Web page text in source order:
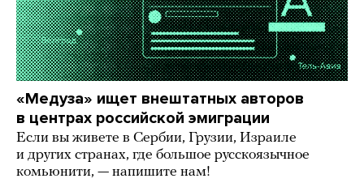
«Медуза» ищет внештатных авторов
в центрах российской эмиграции
Если вы живете в Сербии, Грузии, Израиле
и других странах, где большое русскоязычное
комьюнити, — напишите нам!